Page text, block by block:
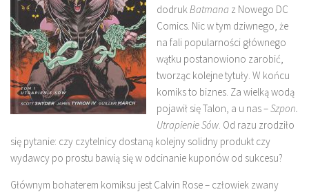
dodrukBatmana z Nowego DC
Comics. Nic w tym dziwnego, że
na fali popularności głównego
wątku postanowiono zarobić,
tworząc kolejne tytuły. W końcu
komiks to biznes. Za wielką wodą
pojawił się Talon, a u nas –Szpon.
Utrapienie Sów. Od razu zrodziło
się pytanie: czy czytelnicy dostaną kolejny solidny produkt czy
wydawcy po prostu bawią się w odcinanie kuponów od sukcesu?
Głównym bohaterem komiksu jest Calvin Rose – człowiek zwany